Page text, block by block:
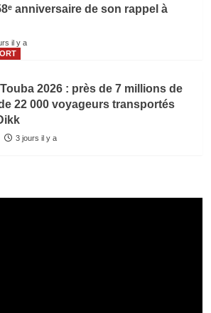
anniversaire de son rappel à
il y a
2026 : près de 7 millions de
22 000 voyageurs transportés
3 jours il y a